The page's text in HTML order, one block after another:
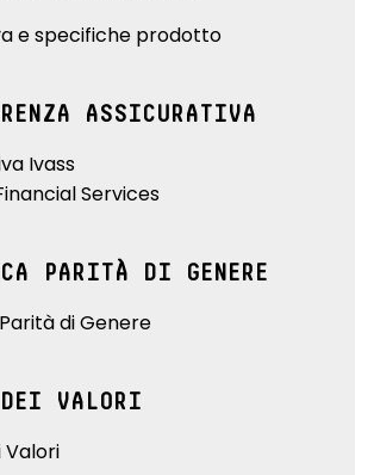
e specifiche prodotto
ASSICURATIVA
Ivass
Services
PARITÀ DI GENERE
di Genere
VALORI
Valori